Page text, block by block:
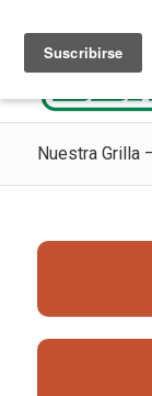
Nuestra Grilla